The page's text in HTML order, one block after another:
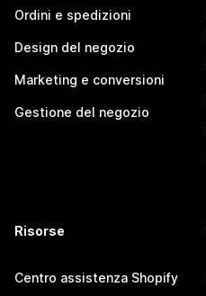
Ordini e spedizioni
Design del negozio
Marketing e conversioni
Gestione del negozio
Risorse
Centro assistenza Shopify